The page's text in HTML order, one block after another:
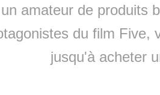
amateur de produits
du film Five,
jusqu'à acheter